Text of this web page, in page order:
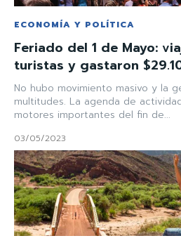
ECONOMÍA Y POLÍTICA
Feriado del 1 de Mayo:
turistas y gastaron
No hubo movimiento masivo y la
multitudes. La agenda de
motores importantes del fin de...
03/05/2023